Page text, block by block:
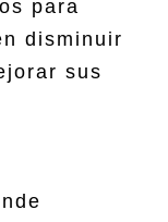
para
disminuir
sus